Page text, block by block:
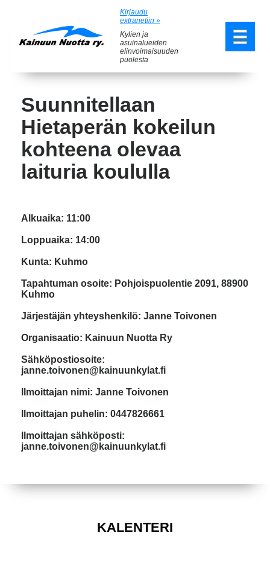
Kirjaudu
extranetiin »
Kylien ja
asuinalueiden
elinvoimaisuuden
puolesta
Suunnitellaan
Hietaperän kokeilun
kohteena olevaa
laituria koululla
Alkuaika: 11:00
Loppuaika: 14:00
Kunta: Kuhmo
Tapahtuman osoite: Pohjoispuolentie 2091, 88900
Kuhmo
Järjestäjän yhteyshenkilö: Janne Toivonen
Organisaatio: Kainuun Nuotta Ry
Sähköpostiosoite:
janne.toivonen@kainuunkylat.fi
Ilmoittajan nimi: Janne Toivonen
Ilmoittajan puhelin: 0447826661
Ilmoittajan sähköposti:
janne.toivonen@kainuunkylat.fi
KALENTERI